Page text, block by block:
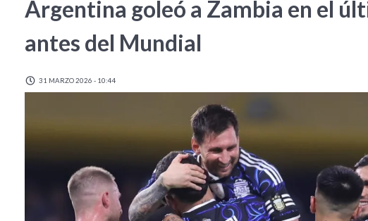
Argentina goleó a Zambia en el
antes del Mundial
31 MARZO 2026 - 10:44